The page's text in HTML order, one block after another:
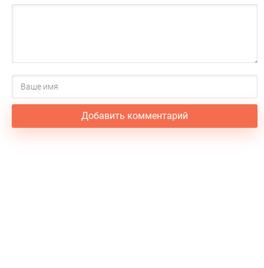
Добавить комментарий